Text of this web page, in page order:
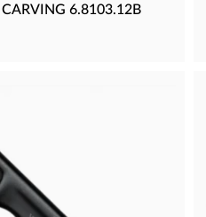
CARVING 6.8103.12B